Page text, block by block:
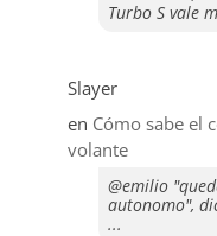
Turbo S vale
Slayer
en ​Cómo sabe el
volante
@emilio
autonomo",
...